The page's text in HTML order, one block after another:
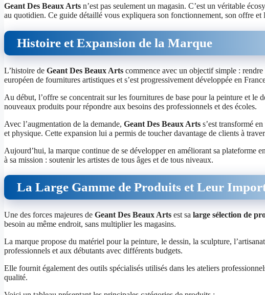
Geant Des Beaux Arts n’est pas seulement un magasin. C’est un véritable
au quotidien. Ce guide détaillé vous expliquera son fonctionnement, son offre et
Histoire et Expansion de la Marque
L’histoire de Geant Des Beaux Arts commence avec un objectif simple :
européen de fournitures artistiques et s’est progressivement développée en
Au début, l’offre se concentrait sur les fournitures de base pour la peinture et le
nouveaux produits pour répondre aux besoins des professionnels et des écoles.
Avec l’augmentation de la demande, Geant Des Beaux Arts s’est transformé
et physique. Cette expansion lui a permis de toucher davantage de clients à
Aujourd’hui, la marque continue de se développer en améliorant sa plateforme
à sa mission : soutenir les artistes de tous âges et de tous niveaux.
La Large Gamme de Produits et Leur
Une des forces majeures de Geant Des Beaux Arts est sa large sélection de
besoin au même endroit, sans multiplier les magasins.
La marque propose du matériel pour la peinture, le dessin, la sculpture,
professionnels et aux débutants avec différents budgets.
Elle fournit également des outils spécialisés utilisés dans les ateliers
qualité.